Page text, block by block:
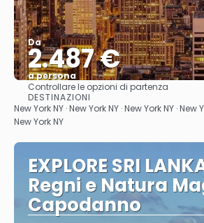
Da
2.487 €
a persona
Vedere
Controllare le opzioni di partenza
DESTINAZIONI
New York NY · New York NY · New York NY · New
New York NY
EXPLORE SRI
Regni e Natura
Capodanno